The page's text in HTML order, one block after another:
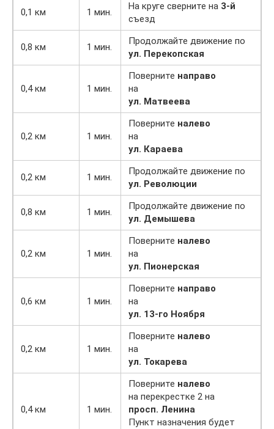
0,1 км 1 мин.
На круге сверните на 3-й
съезд
0,8 км 1 мин.
Продолжайте движение по
ул. Перекопская
0,4 км 1 мин.
Поверните направо
на
ул. Матвеева
0,2 км 1 мин.
Поверните налево
на
ул. Караева
0,2 км 1 мин.
Продолжайте движение по
ул. Революции
0,8 км 1 мин.
Продолжайте движение по
ул. Демышева
0,2 км 1 мин.
Поверните налево
на
ул. Пионерская
0,6 км 1 мин.
Поверните направо
на
ул. 13-го Ноября
0,2 км 1 мин.
Поверните налево
на
ул. Токарева
0,4 км 1 мин.
Поверните налево
на перекрестке 2 на
просп. Ленина
Пункт назначения будет